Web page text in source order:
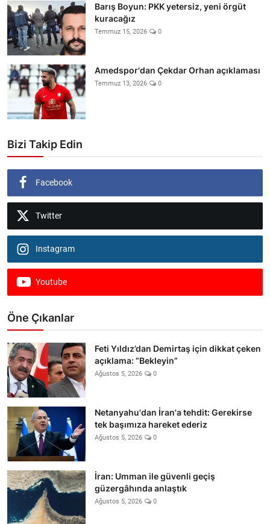
Barış Boyun: PKK yetersiz, yeni örgüt
kuracağız
Temmuz 15, 2026 0
Amedspor'dan Çekdar Orhan açıklaması
Temmuz 13, 2026 0
Bizi Takip Edin
Facebook
Twitter
Instagram
Youtube
Öne Çıkanlar
Feti Yıldız’dan Demirtaş için dikkat çeken
açıklama: “Bekleyin”
Ağustos 5, 2026 0
Netanyahu'dan İran'a tehdit: Gerekirse
tek başımıza hareket ederiz
Ağustos 5, 2026 0
İran: Umman ile güvenli geçiş
güzergâhında anlaştık
Ağustos 5, 2026 0